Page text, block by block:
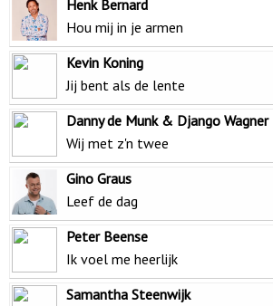
Henk Bernard
Hou mij in je armen
Kevin Koning
Jij bent als de lente
Danny de Munk & Django Wagner
Wij met z'n twee
Gino Graus
Leef de dag
Peter Beense
Ik voel me heerlijk
Samantha Steenwijk